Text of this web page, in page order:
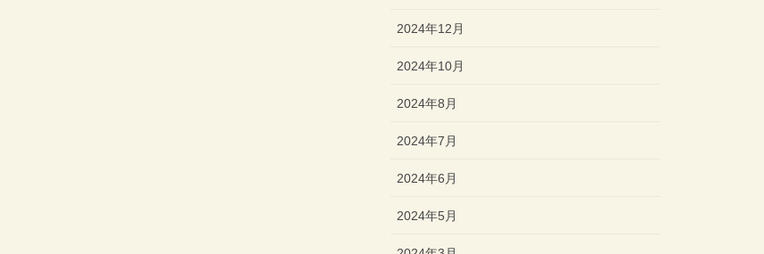
2024年12月
2024年10月
2024年8月
2024年7月
2024年6月
2024年5月